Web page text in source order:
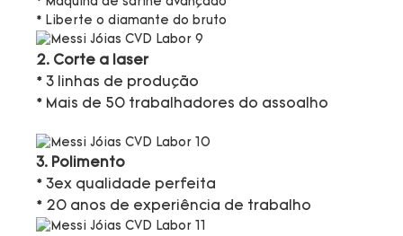
* Liberte o diamante do bruto
2. Corte a laser
* 3 linhas de produção
* Mais de 50 trabalhadores do assoalho
3. Polimento
* 3ex qualidade perfeita
* 20 anos de experiência de trabalho